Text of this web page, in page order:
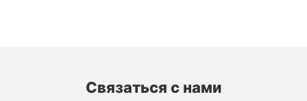
Связаться с нами